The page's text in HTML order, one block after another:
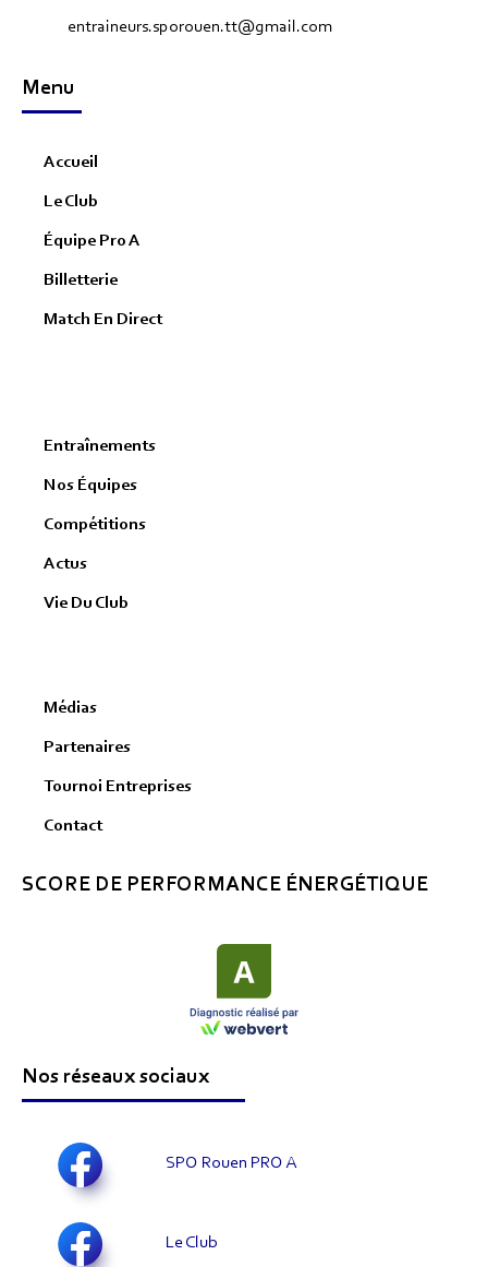
entraineurs.sporouen.tt@gmail.com
Menu
Accueil
Le Club
Équipe Pro A
Billetterie
Match En Direct
SCORE DE PERFORMANCE ÉNERGÉTIQUE
Entraînements
Nos Équipes
Compétitions
Actus
Vie Du Club
Médias
Partenaires
Tournoi Entreprises
Contact
Nos réseaux sociaux
SPO Rouen PRO A
Le Club